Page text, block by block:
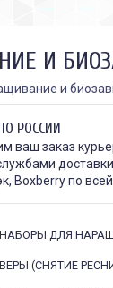
И
и
РОССИИ
ваш заказ
Boxberry по
НАБОРЫ ДЛЯ
(СНЯТИЕ